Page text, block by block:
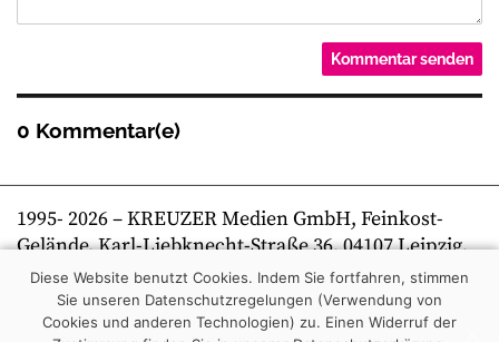
0 Kommentar(e)
1995- 2026– KREUZER Medien GmbH, Feinkost-
Gelände, Karl-Liebknecht-Straße 36, 04107 Leipzig,
Telefon +49 341 269 80 0 | kreuzer online
Diese Website benutzt Cookies. Indem Sie fortfahren, stimmen
Sie unseren Datenschutzregelungen (Verwendung von
Cookies und anderen Technologien) zu. Einen Widerruf der